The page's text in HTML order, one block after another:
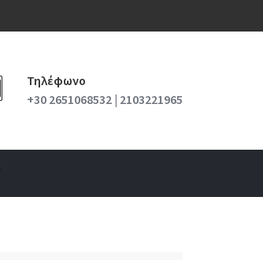
Τηλέφωνο
+30 2651068532 | 2103221965